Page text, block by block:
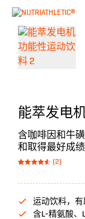
能萃发电
含咖啡因和牛
和取得最好成绩
von 5,
Kundenbew
(2)
运动饮料，
含L-精氨酸、